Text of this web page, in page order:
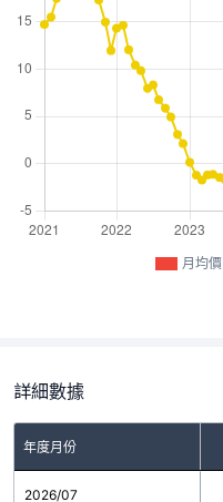
月均價
詳細數據
年度月份
2026/07